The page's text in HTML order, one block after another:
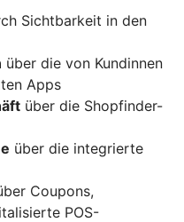
Sichtbarkeit in den
über die von Kundinnen
Apps
über die Shopfinder-
über die integrierte
Coupons,
POS-